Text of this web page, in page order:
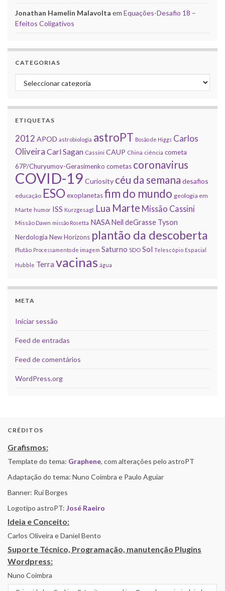
Jonathan Hamelin Malavolta em Equações-Desafio 18 –
Efeitos Coligativos
CATEGORIAS
Categorias
ETIQUETAS
2012 APOD astrobiologia astroPT Bosão de Higgs Carlos
Oliveira Carl Sagan Cassini CAUP China ciência cometa
67P/Churyumov-Gerasimenko cometas coronavirus
COVID-19 Curiosity céu da semana desafios
educação ESOexoplanetasfim do mundo geologia em
Marte humor ISS Kurzgesagt Lua Marte Missão Cassini
Missão Dawn missão Rosetta NASANeil deGrasse Tyson
Nerdologia New Horizons plantão da descoberta
Plutão Processamento de imagem Saturno SDO Sol Telescópio Espacial
Hubble Terra vacinas água
META
Iniciar sessão
Feed de entradas
Feed de comentários
WordPress.org
CRÉDITOS
Grafismos:
Template do tema: Graphene, com alterações pelo astroPT
Adaptação do tema: Nuno Coimbra e Paulo Aguiar
Banner: Rui Borges
Logotipo astroPT: José Raeiro
Ideia e Conceito:
Carlos Oliveira e Daniel Bento
Suporte Técnico, Programação, manutenção Plugins
Wordpress:
Nuno Coimbra